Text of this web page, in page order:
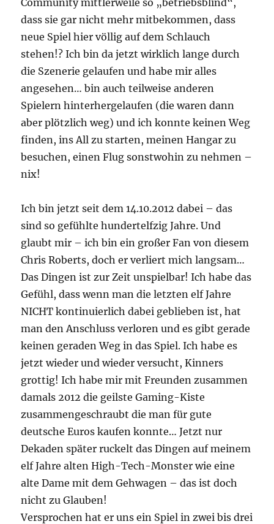
dass sie gar nicht mehr mitbekommen, dass
neue Spiel hier völlig auf dem Schlauch
stehen!? Ich bin da jetzt wirklich lange durch
die Szenerie gelaufen und habe mir alles
angesehen… bin auch teilweise anderen
Spielern hinterhergelaufen (die waren dann
aber plötzlich weg) und ich konnte keinen Weg
finden, ins All zu starten, meinen Hangar zu
besuchen, einen Flug sonstwohin zu nehmen –
nix!
Ich bin jetzt seit dem 14.10.2012 dabei – das
sind so gefühlte hundertelfzig Jahre. Und
glaubt mir – ich bin ein großer Fan von diesem
Chris Roberts, doch er verliert mich langsam…
Das Dingen ist zur Zeit unspielbar! Ich habe das
Gefühl, dass wenn man die letzten elf Jahre
NICHT kontinuierlich dabei geblieben ist, hat
man den Anschluss verloren und es gibt gerade
keinen geraden Weg in das Spiel. Ich habe es
jetzt wieder und wieder versucht, Kinners
grottig! Ich habe mir mit Freunden zusammen
damals 2012 die geilste Gaming-Kiste
zusammengeschraubt die man für gute
deutsche Euros kaufen konnte… Jetzt nur
Dekaden später ruckelt das Dingen auf meinem
elf Jahre alten High-Tech-Monster wie eine
alte Dame mit dem Gehwagen – das ist doch
nicht zu Glauben!
Versprochen hat er uns ein Spiel in zwei bis drei